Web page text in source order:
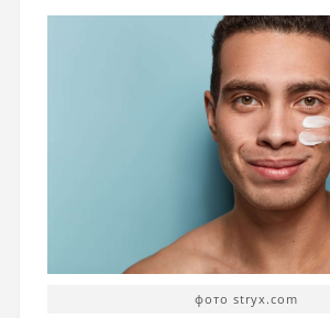
фото stryx.com